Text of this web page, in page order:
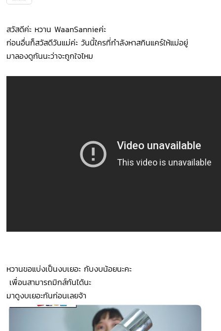
สวัสดีค่ะ หวาน WaanSannieค่ะ
ก่อนอื่นก็สวัสดีวันแม่ค่ะ วันนี้ใครที่กำลังหาสกินแคร์ให้แม่อยู่
มาลองดูกันนะว่าจะถูกใจไหม
หวานขอแบ่งเป็นงบเยอะ กับงบน้อยนะคะ
เพื่อนสามารถมิกส์กันได้นะ
มาดูงบเยอะกันก่อนเลยจ้า